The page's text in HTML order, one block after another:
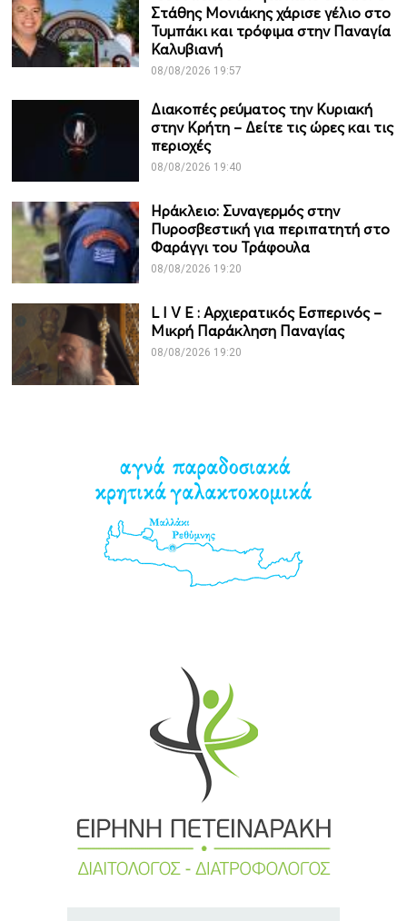
Στάθης Μονιάκης χάρισε γέλιο στο
Τυμπάκι και τρόφιμα στην Παναγία
Καλυβιανή
08/08/2026 19:57
Διακοπές ρεύματος την Κυριακή
στην Κρήτη – Δείτε τις ώρες και τις
περιοχές
08/08/2026 19:40
Ηράκλειο: Συναγερμός στην
Πυροσβεστική για περιπατητή στο
Φαράγγι του Τράφουλα
08/08/2026 19:20
L I V Ε : Αρχιερατικός Εσπερινός –
Μικρή Παράκληση Παναγίας
08/08/2026 19:20